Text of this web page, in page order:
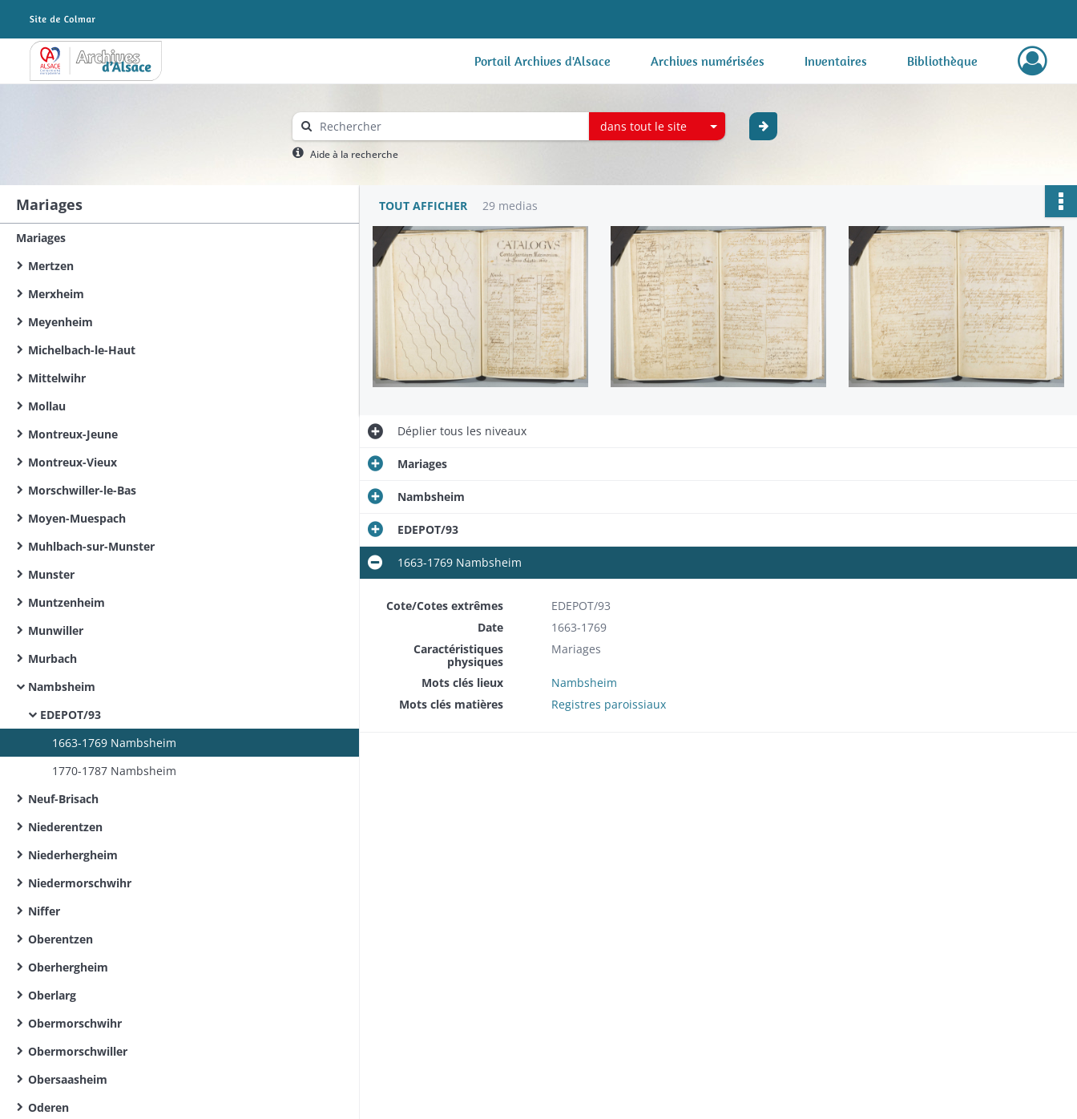
Archives Alsace - Colmar Portail Archives d'Alsace Archives numérisées Inventaires Bibliothèque
dans tout le site
Aide à la recherche
Mariages
Mariages
Mertzen
Merxheim
Meyenheim
Michelbach-le-Haut
Mittelwihr
Mollau
Montreux-Jeune
Montreux-Vieux
Morschwiller-le-Bas
Moyen-Muespach
Muhlbach-sur-Munster
Munster
Muntzenheim
Munwiller
Murbach
Nambsheim
EDEPOT/93
1663-1769 Nambsheim
1770-1787 Nambsheim
Neuf-Brisach
Niederentzen
Niederhergheim
Niedermorschwihr
Niffer
Oberentzen
Oberhergheim
Oberlarg
Obermorschwihr
Obermorschwiller
Obersaasheim
Oderen
TOUT AFFICHER 29 medias
Dépliertous les niveaux
Mariages
Nambsheim
EDEPOT/93
1663-1769 Nambsheim
Cote/Cotes extrêmes
EDEPOT/93
Date
1663-1769
Caractéristiques
physiques
Mariages
Mots clés lieux
Nambsheim
Mots clés matières
Registres paroissiaux